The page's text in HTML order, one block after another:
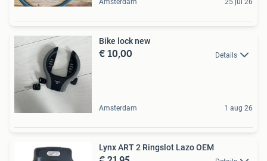
Amsterdam 25 jul 26
Bike lock new
€ 10,00 Details
Amsterdam 1 aug 26
Lynx ART 2 Ringslot Lazo OEM